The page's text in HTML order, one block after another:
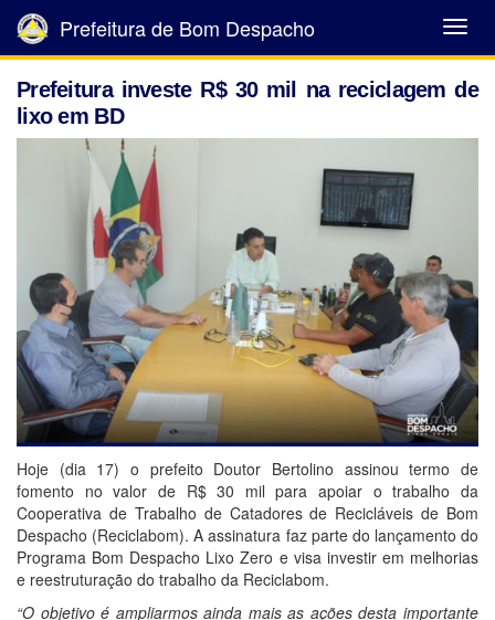
Abrir
Menu
Prefeitura de Bom Despacho
Prefeitura investe R$ 30 mil na reciclagem de
lixo em BD
Hoje (dia 17) o prefeito Doutor Bertolino assinou termo de
fomento no valor de R$ 30 mil para apoiar o trabalho da
Cooperativa de Trabalho de Catadores de Recicláveis de Bom
Despacho (Reciclabom). A assinatura faz parte do lançamento do
Programa Bom Despacho Lixo Zero e visa investir em melhorias
e reestruturação do trabalho da Reciclabom.
“O objetivo é ampliarmos ainda mais as ações desta importante